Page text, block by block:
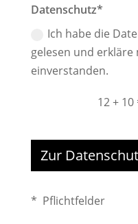
Datenschutz*
Ich habe die
gelesen und
einverstanden.
12 + 10
Zur
* Pflichtfelder